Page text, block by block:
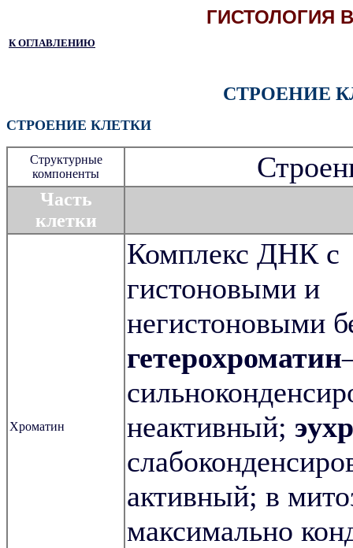
ГИСТОЛОГИЯ
К ОГЛАВЛЕНИЮ
СТРОЕНИЕ
СТРОЕНИЕ КЛЕТКИ
Структурные
компоненты
Часть
клетки
Хроматин
Комплекс ДНК с
гистоновыми и
негистоновыми
гетерохроматин
неактивный;
активный; в
максимально